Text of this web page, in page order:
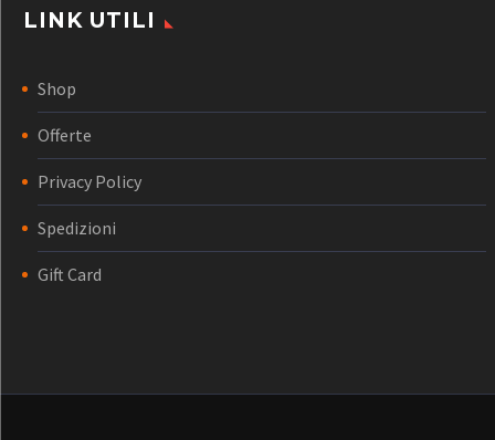
LINK UTILI
Shop
Offerte
Privacy Policy
Spedizioni
Gift Card